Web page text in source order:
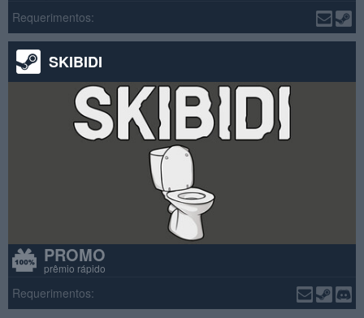
Requerimentos:
SKIBIDI
PROMO
prêmio rápido
Requerimentos: